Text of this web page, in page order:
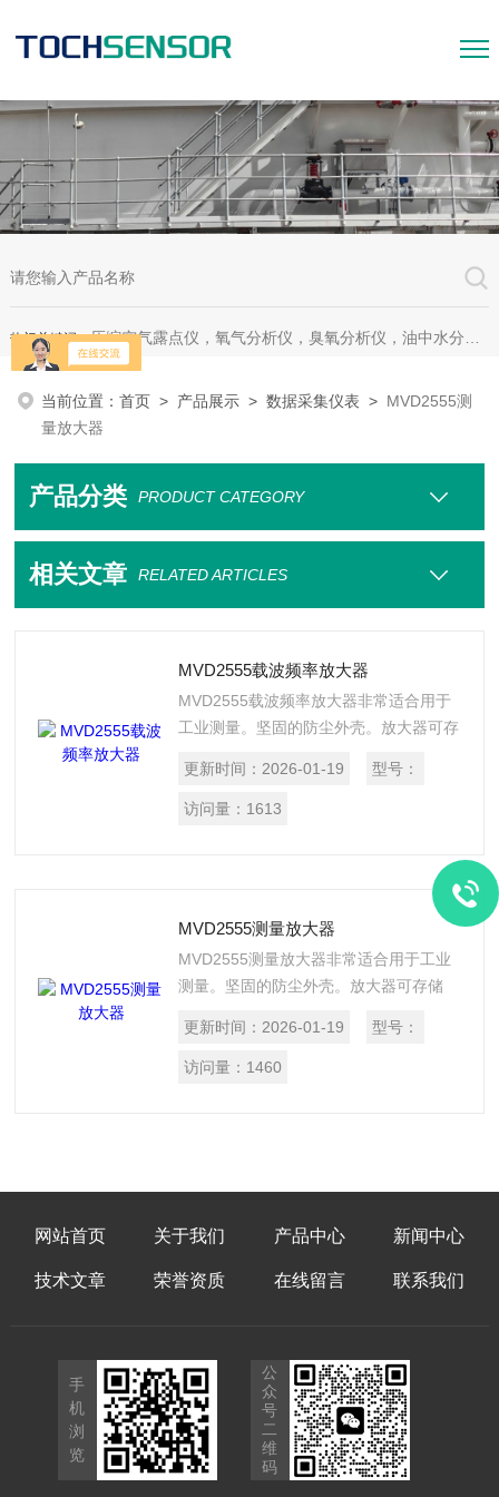
热门关键词：压缩空气露点仪，氧气分析仪，臭氧分析仪，油中水分析仪，超声波测漏仪。
当前位置：首页 > 产品展示 >数据采集仪表 > MVD2555测
量放大器
产品分类 PRODUCT CATEGORY
相关文章 RELATED ARTICLES
MVD2555载波频率放大器
MVD2555载波频率放大器非常适合用于
工业测量。坚固的防尘外壳。放大器可存
号类型，以其应用的性。并带有可自由扩
展的模拟输出，可快速适应各种测量条
更新时间： 2026-01-19 型号：
访问量： 1613
MVD2555测量放大器
MVD2555测量放大器非常适合用于工业
测量。坚固的防尘外壳。放大器可存储
类型，以其应用的性。并带有可自由扩展
的模拟输出，可快速适应各种测量条件，
更新时间： 2026-01-19 型号：
访问量： 1460
网站首页 关于我们 产品中心 新闻中心
技术文章 荣誉资质 在线留言 联系我们
手
机
浏
览
公
众
号
二
维
码